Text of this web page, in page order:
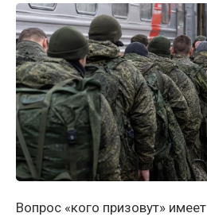
Вопрос «кого призовут»